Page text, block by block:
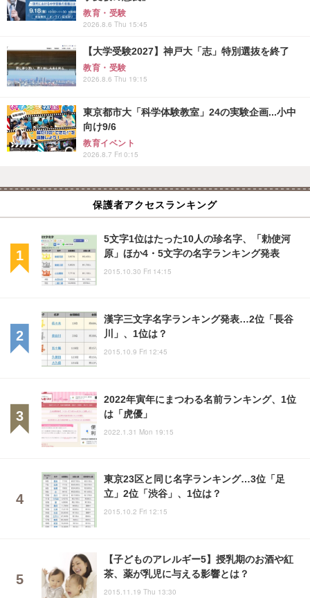
教育・受験
2026.8.6 Thu 15:45
【大学受験2027】神戸大「志」特別選抜を終了
教育・受験
2026.8.6 Thu 19:15
東京都市大「科学体験教室」24の実験企画...小中
向け9/6
教育イベント
2026.8.7 Fri 0:15
保護者アクセスランキング
5文字1位はたった10人の珍名字、「勅使河
原」ほか4・5文字の名字ランキング発表
2015.10.30 Fri 14:15
漢字三文字名字ランキング発表…2位「長谷
川」、1位は？
2015.10.9 Fri 12:45
2022年寅年にまつわる名前ランキング、1位
は「虎優」
2022.1.31 Mon 19:15
東京23区と同じ名字ランキング…3位「足
立」2位「渋谷」、1位は？
2015.10.2 Fri 12:15
【子どものアレルギー5】授乳期のお酒や紅
茶、薬が乳児に与える影響とは？
2015.11.19 Thu 13:30